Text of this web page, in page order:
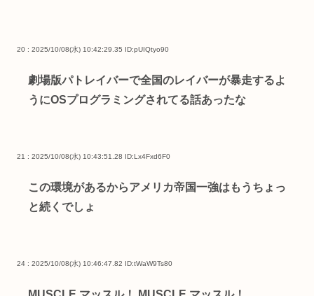
20 : 2025/10/08(水) 10:42:29.35 ID:pUIQtyo90
劇場版パトレイバーで全国のレイバーが暴走するよ
うにOSプログラミングされてる話あったな
21 : 2025/10/08(水) 10:43:51.28 ID:Lx4Fxd6F0
この環境があるからアメリカ帝国一強はもうちょっ
と続くでしょ
24 : 2025/10/08(水) 10:46:47.82 ID:tWaW9Ts80